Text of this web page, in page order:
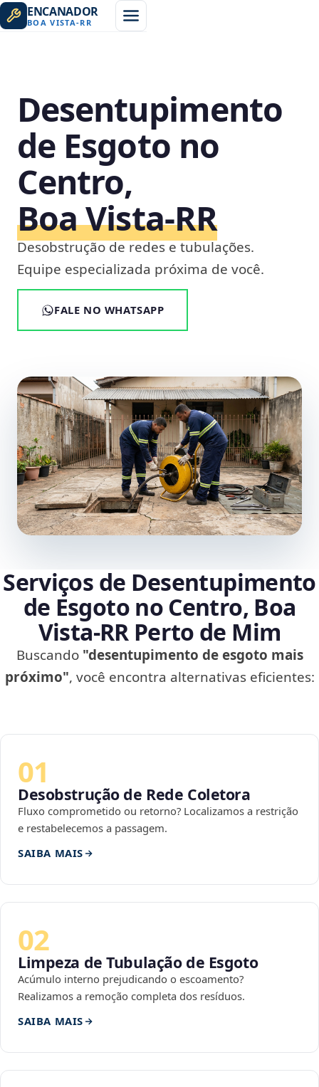
ENCANADOR
BOA VISTA-RR
Desentupimento
de Esgoto no
Centro,
Boa Vista‑RR
Desobstrução de redes e tubulações.
Equipe especializada próxima de você.
FALE NO WHATSAPP
Serviços de Desentupimento
de Esgoto no Centro, Boa
Vista‑RR Perto de Mim
Buscando "desentupimento de esgoto mais
próximo", você encontra alternativas eficientes:
01
Desobstrução de Rede Coletora
Fluxo comprometido ou retorno? Localizamos a restrição
e restabelecemos a passagem.
SAIBA MAIS
02
Limpeza de Tubulação de Esgoto
Acúmulo interno prejudicando o escoamento?
Realizamos a remoção completa dos resíduos.
SAIBA MAIS